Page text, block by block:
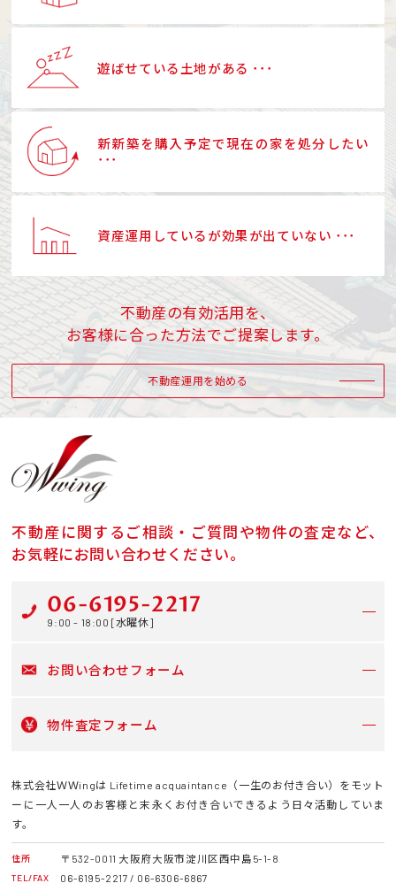
遊ばせている土地がある ･･･
新新築を購入予定で現在の家を処分したい
･･･
資産運用しているが効果が出ていない ･･･
不動産の有効活用を、
お客様に合った方法でご提案します。
不動産運用を始める
不動産に関するご相談・ご質問や物件の査定など、
お気軽にお問い合わせください。
06-6195-2217
9:00 - 18:00 [水曜休]
お問い合わせフォーム
物件査定フォーム
株式会社ＷＷingは Lifetime acquaintance（一生のお付き合い）をモット
ーに一人一人のお客様と末永くお付き合いできるよう日々活動していま
す。
住所 〒532-0011 大阪府大阪市淀川区西中島5-1-8
TEL/FAX 06-6195-2217 / 06-6306-6867